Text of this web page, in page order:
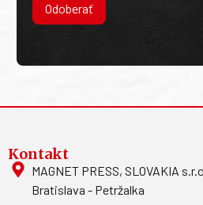
Odoberať
Kontakt
MAGNET PRESS, SLOVAKIA
Bratislava - Petržalka